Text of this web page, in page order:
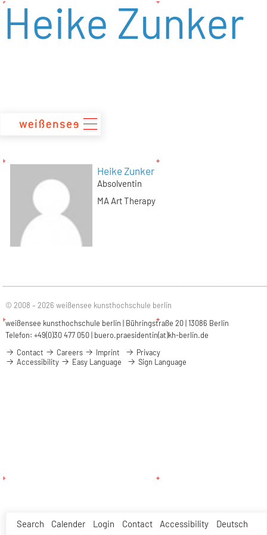
zum
Search Calender Login Contact Accessibility Deutsch
Heike Zunker
Heike Zunker
Absolventin
MA Art Therapy
© 2008 – 2026 weißensee kunsthochschule berlin
weißensee kunsthochschule berlin | Bühringstraße 20 | 13086 Berlin
Telefon: +49(0)30 477 050 | buero.praesidentin(at)kh-berlin.de
Contact
Careers Imprint
Privacy
Accessibility
Easy Language Sign Language